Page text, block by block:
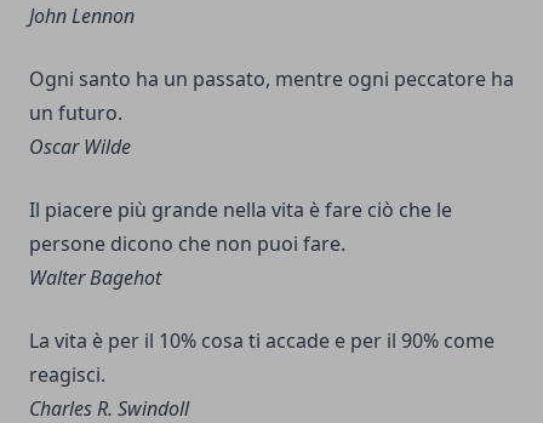
John Lennon
Ogni santo ha un passato, mentre ogni peccatore ha
un futuro.
Oscar Wilde
Il piacere più grande nella vita è fare ciò che le
persone dicono che non puoi fare.
Walter Bagehot
La vita è per il 10% cosa ti accade e per il 90% come
reagisci.
Charles R. Swindoll